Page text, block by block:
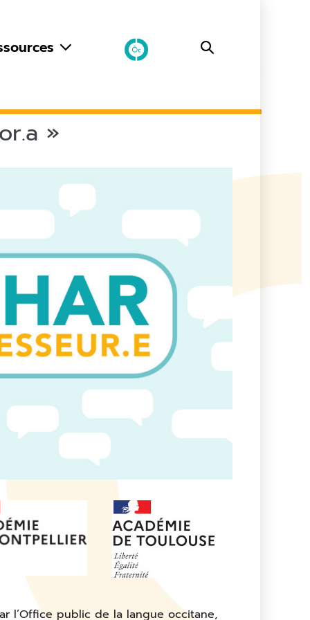
»
l’Office public de la langue occitane,